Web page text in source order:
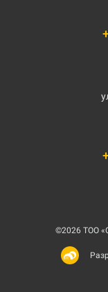
©2026 ТОО